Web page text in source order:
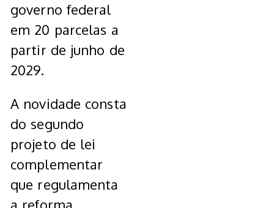
governo federal
em 20 parcelas a
partir de junho de
2029.
A novidade consta
do segundo
projeto de lei
complementar
que regulamenta
a reforma